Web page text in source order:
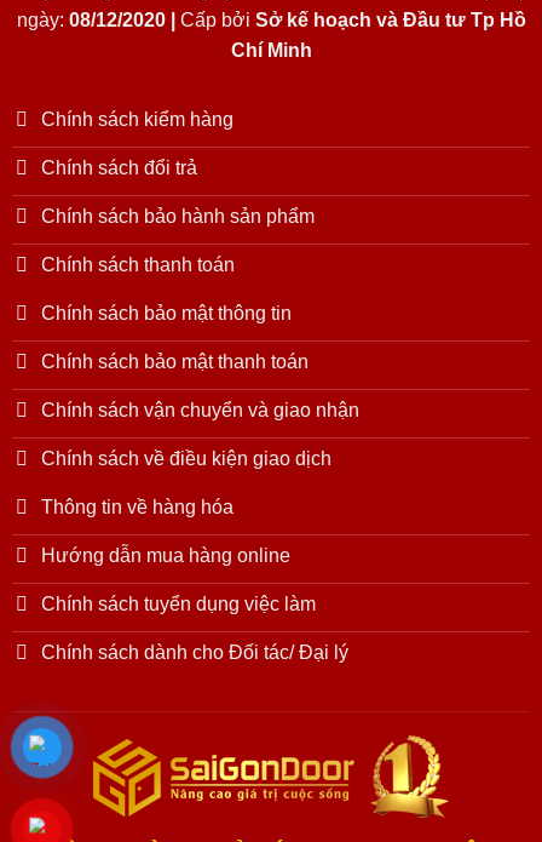
ngày: 08/12/2020 | Cấp bởi Sở kế hoạch và Đầu tư Tp Hồ
Chí Minh
Chính sách kiểm hàng
Chính sách đổi trả
Chính sách bảo hành sản phẩm
Chính sách thanh toán
Chính sách bảo mật thông tin
Chính sách bảo mật thanh toán
Chính sách vận chuyển và giao nhận
Chính sách về điều kiện giao dịch
Thông tin về hàng hóa
Hướng dẫn mua hàng online
Chính sách tuyển dụng việc làm
Chính sách dành cho Đối tác/ Đại lý